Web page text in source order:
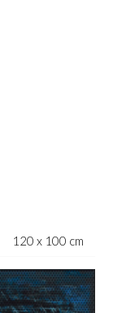
120 x 100 cm